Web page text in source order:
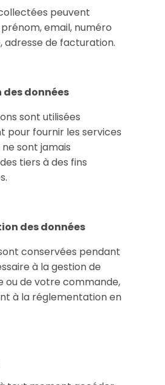
peuvent
email, numéro
adresse de facturation.
données
sont utilisées
pour fournir les services
sont jamais
tiers à des fins
des données
conservées pendant
à la gestion de
de votre commande,
à la réglementation en